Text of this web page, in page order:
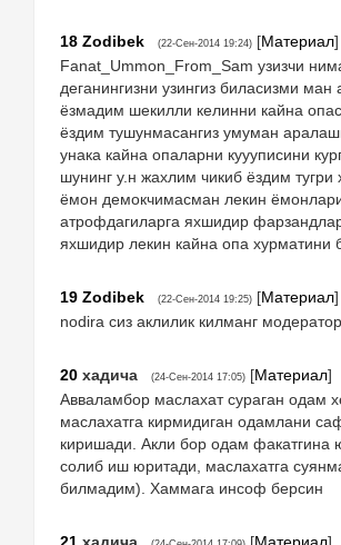
18 Zodibek (22-Сен-2014 19:24) [Материал]
Fanat_Ummon_From_Sam узизчи
деганингизни узингиз биласизми ман
ёзмадим шекилли келинни кайна
ёздим тушунмасангиз умуман
унака кайна опаларни куууписини
шунинг у.н жахлим чикиб ёздим
ёмон демокчимасман лекин
атрофдагиларга яхшидир
яхшидир лекин кайна опа хурматини
19 Zodibek (22-Сен-2014 19:25) [Материал]
nodirа сиз аклилик килманг
20 хадича (24-Сен-2014 17:05) [Материал]
Авваламбор маслахат сураган одам
маслахатга кирмидиган одамлани
киришади. Акли бор одам факатгина
солиб иш юритади, маслахатга
билмадим). Хаммага инсоф берсин